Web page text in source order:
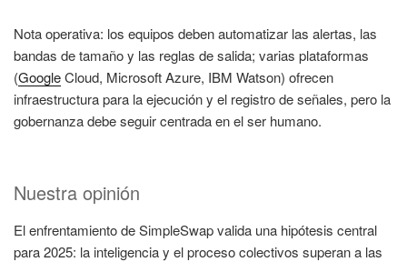
Nota operativa: los equipos deben automatizar las alertas, las
bandas de tamaño y las reglas de salida; varias plataformas
(GoogleCloud, Microsoft Azure, IBM Watson) ofrecen
infraestructura para la ejecución y el registro de señales, pero la
gobernanza debe seguir centrada en el ser humano.
Nuestra opinión
El enfrentamiento de SimpleSwap valida una hipótesis central
para 2025: la inteligencia y el proceso colectivos superan a las